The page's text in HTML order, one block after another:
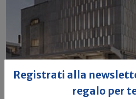
Registrati alla
regalo per